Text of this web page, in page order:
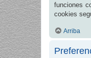
funciones
cookies
Arriba